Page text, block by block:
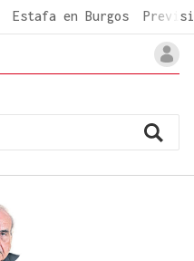
Estafa en Burgos